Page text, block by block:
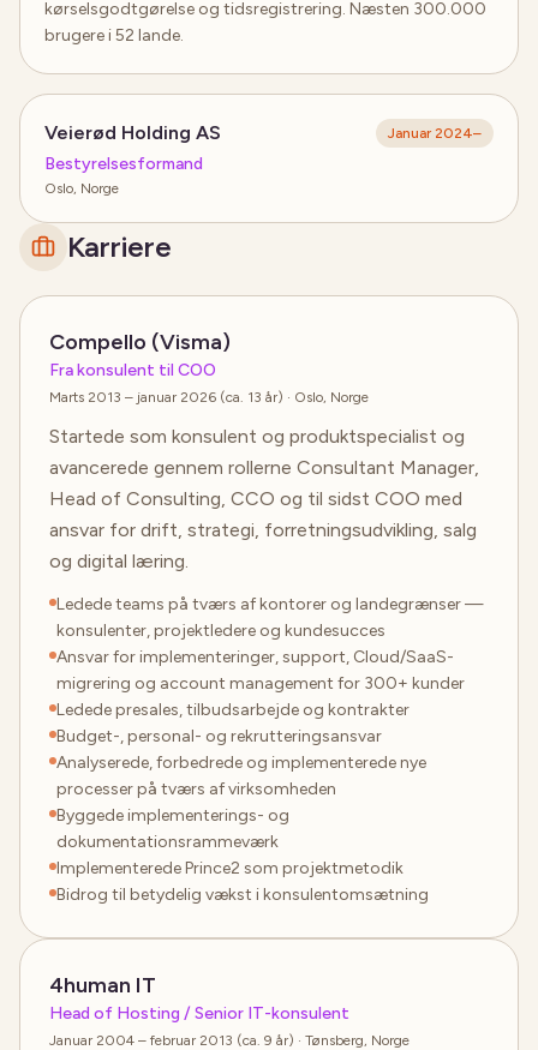
kørselsgodtgørelse og tidsregistrering. Næsten 300.000
brugere i 52 lande.
Veierød Holding AS Januar 2024–
Bestyrelsesformand
Oslo, Norge
Karriere
Compello (Visma)
Fra konsulent til COO
Marts 2013 – januar 2026 (ca. 13 år) · Oslo, Norge
Startede som konsulent og produktspecialist og
avancerede gennem rollerne Consultant Manager,
Head of Consulting, CCO og til sidst COO med
ansvar for drift, strategi, forretningsudvikling, salg
og digital læring.
Ledede teams på tværs af kontorer og landegrænser —
konsulenter, projektledere og kundesucces
Ansvar for implementeringer, support, Cloud/SaaS-
migrering og account management for 300+ kunder
Ledede presales, tilbudsarbejde og kontrakter
Budget-, personal- og rekrutteringsansvar
Analyserede, forbedrede og implementerede nye
processer på tværs af virksomheden
Byggede implementerings- og
dokumentationsrammeværk
Implementerede Prince2 som projektmetodik
Bidrog til betydelig vækst i konsulentomsætning
4human IT
Head of Hosting / Senior IT-konsulent
Januar 2004 – februar 2013 (ca. 9 år) · Tønsberg, Norge